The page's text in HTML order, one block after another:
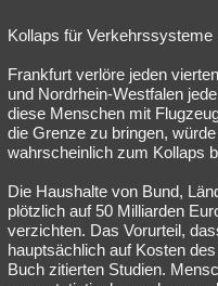
Kollaps für Verkehrssysteme
Frankfurt verlöre jeden
und Nordrhein-Westfalen
diese Menschen mit
die Grenze zu bringen,
wahrscheinlich zum Kollaps
Die Haushalte von Bund,
plötzlich auf 50 Milliarden
verzichten. Das Vorurteil,
hauptsächlich auf Kosten
Buch zitierten Studien.